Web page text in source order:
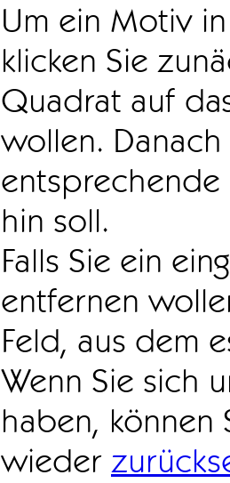
Um ein Motiv
klicken Sie
Quadrat auf
wollen.
hin soll.
Falls Sie ein
entfernen
Feld, aus dem
Wenn Sie sich
haben, können
wieder